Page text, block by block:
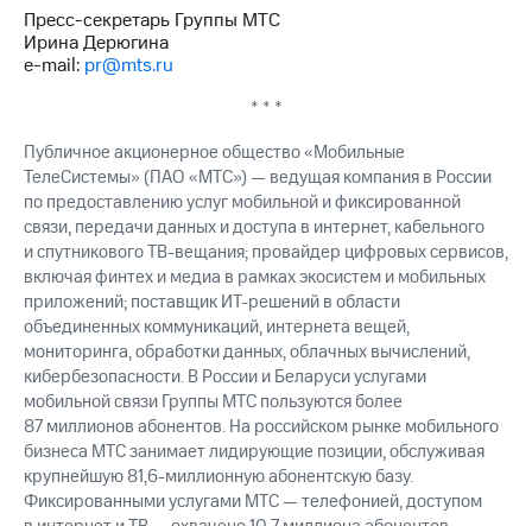
Пресс-секретарь Группы МТС
Ирина Дерюгина
e-mail: pr@mts.ru
* * *
Публичное акционерное общество «Мобильные
ТелеСистемы» (ПАО «МТС») — ведущая компания в России
по предоставлению услуг мобильной и фиксированной
связи, передачи данных и доступа в интернет, кабельного
и спутникового ТВ-вещания; провайдер цифровых сервисов,
включая финтех и медиа в рамках экосистем и мобильных
приложений; поставщик ИТ-решений в области
объединенных коммуникаций, интернета вещей,
мониторинга, обработки данных, облачных вычислений,
кибербезопасности. В России и Беларуси услугами
мобильной связи Группы МТС пользуются более
87 миллионов абонентов. На российском рынке мобильного
бизнеса МТС занимает лидирующие позиции, обслуживая
крупнейшую 81,6-миллионную абонентскую базу.
Фиксированными услугами МТС — телефонией, доступом